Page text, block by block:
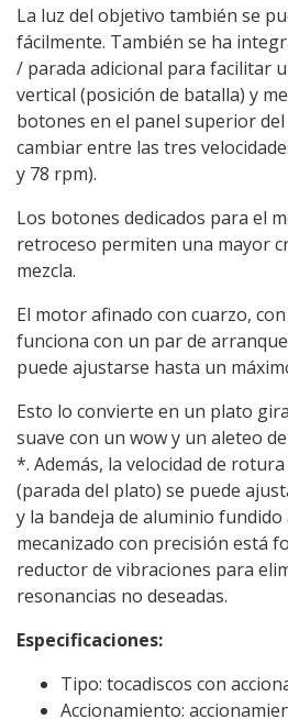
La luz del objetivo también se
fácilmente. También se ha
/ parada adicional para facilitar
vertical (posición de batalla) y
botones en el panel superior del
cambiar entre las tres
y 78 rpm).
Los botones dedicados para el
retroceso permiten una mayor
mezcla.
El motor afinado con cuarzo,
funciona con un par de
puede ajustarse hasta un
Esto lo convierte en un plato
suave con un wow y un aleteo
*. Además, la velocidad de
(parada del plato) se puede
y la bandeja de aluminio
mecanizado con precisión está
reductor de vibraciones para
resonancias no deseadas.
Especificaciones:
Tipo: tocadiscos con
Accionamiento: